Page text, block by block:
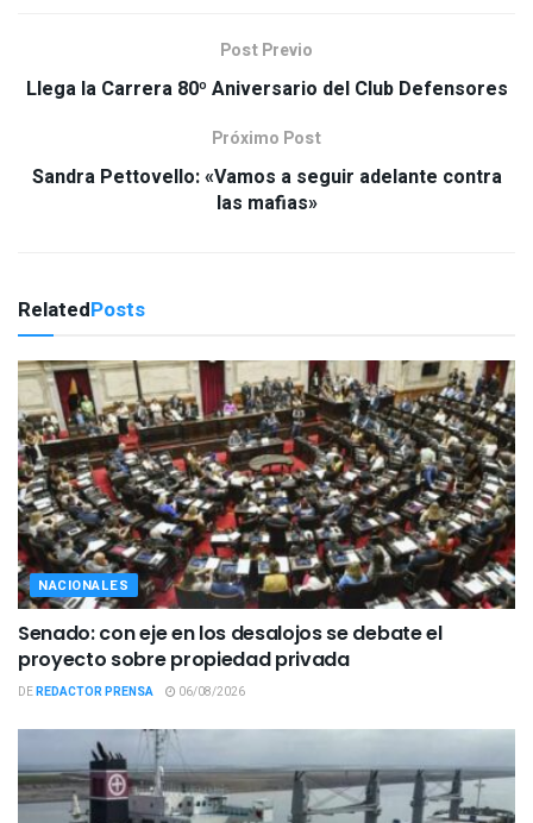
Post Previo
Llega la Carrera 80º Aniversario del Club Defensores
Próximo Post
Sandra Pettovello: «Vamos a seguir adelante contra
las mafias»
RelatedPosts
NACIONALES
Senado: con eje en los desalojos se debate el
proyecto sobre propiedad privada
DEREDACTOR PRENSA 06/08/2026